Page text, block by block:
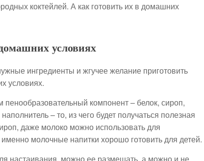
коктейлей. А как готовить их в домашних
условиях
ингредиенты и жгучее желание приготовить
условиях.
компонент – белок, сироп,
– то, из чего будет получаться полезная
даже молоко можно использовать для
молочные напитки хорошо готовить для детей.